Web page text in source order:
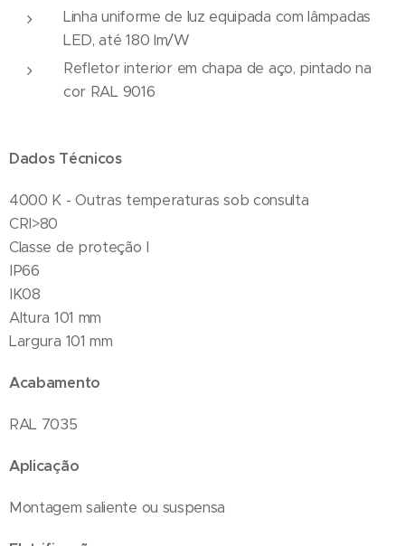
Linha uniforme de luz equipada com lâmpadas
LED, até 180 lm/W
Refletor interior em chapa de aço, pintado na
cor RAL 9016
Dados Técnicos
4000 K - Outras temperaturas sob consulta
CRI>80
Classe de proteção I
IP66
IK08
Altura 101 mm
Largura 101 mm
Acabamento
RAL 7035
Aplicação
Montagem saliente ou suspensa